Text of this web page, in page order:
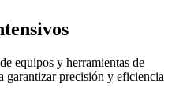
equipos y herramientas de
garantizar precisión y eficiencia